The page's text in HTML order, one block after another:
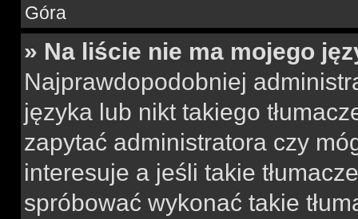
Góra
» Na liście nie ma mojego
Najprawdopodobniej
języka lub nikt takiego
zapytać administratora czy
interesuje a jeśli takie
spróbować wykonać takie